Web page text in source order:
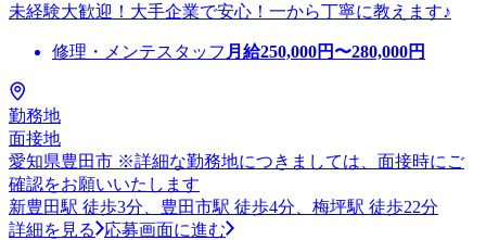
未経験大歓迎！大手企業で安心！一から丁寧に教えます♪
修理・メンテスタッフ 月給250,000円〜280,000円
勤務地
面接地
愛知県豊田市 ※詳細な勤務地につきましては、面接時にご
確認をお願いいたします
新豊田駅 徒歩3分、豊田市駅 徒歩4分、梅坪駅 徒歩22分
詳細を見る
応募画面に進む